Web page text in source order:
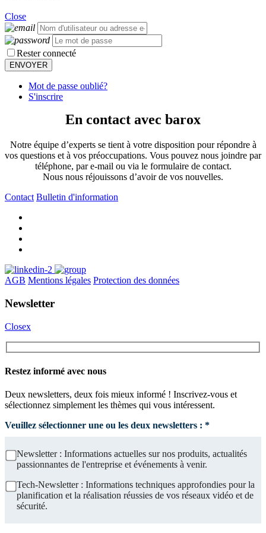
Close
Rester connecté
Mot de passe oublié?
S'inscrire
En contact avec barox
Notre équipe d’experts se tient à votre disposition pour répondre à
vos questions et à vos préoccupations. Vous pouvez nous joindre par
téléphone, par e-mail ou via le formulaire de contact.
Nous nous réjouissons d’avoir de vos nouvelles.
Contact Bulletin d'information
AGB Mentions légales Protection des données
Newsletter
Closex
Restez informé avec nous
Deux newsletters, deux fois mieux informé ! Inscrivez-vous et
sélectionnez simplement les thèmes qui vous intéressent.
Veuillez sélectionner une ou les deux newsletters : *
Newsletter : Informations actuelles sur nos produits, actualités
passionnantes de l'entreprise et événements à venir.
Tech-Newsletter : Informations techniques approfondies pour la
planification et la réalisation réussies de vos réseaux vidéo et de
sécurité.